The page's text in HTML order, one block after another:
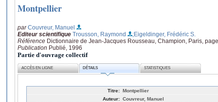
Montpellier
parCouvreur, Manuel
Editeur scientifique Trousson, Raymond
;Eigeldinger, Frédéric S.
Référence Dictionnaire de Jean-Jacques Rousseau, Champion, Paris,
Publication Publié, 1996
Partie d'ouvrage collectif
ACCÈS EN LIGNE DÉTAILS STATISTIQUES
Titre: Montpellier
Auteur: Couvreur, Manuel